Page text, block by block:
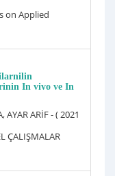
on Applied
In vivo ve In
AYAR ARİF - ( 2021
ÇALIŞMALAR